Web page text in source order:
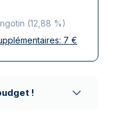
(12,88 %)
7 €
!